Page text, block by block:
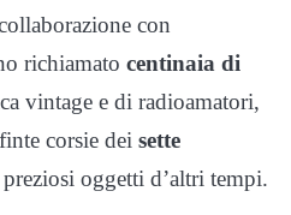
con
richiamato centinaia di
vintage e di radioamatori,
corsie dei sette
oggetti d’altri tempi.